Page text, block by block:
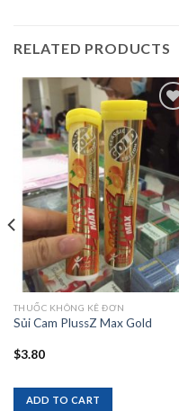
RELATED PRODUCTS
Add to
wishlist
THUỐC KHÔNG KÊ ĐƠN
Sủi Cam PlussZ Max Gold
$3.80
ADD TO CART